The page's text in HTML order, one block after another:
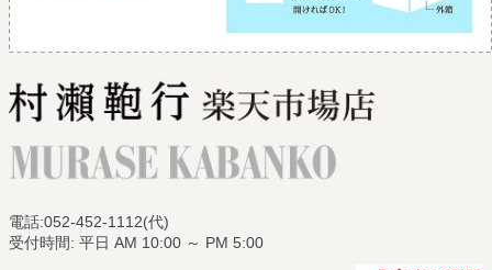
電話:052-452-1112(代)
受付時間: 平日 AM 10:00 ～ PM 5:00